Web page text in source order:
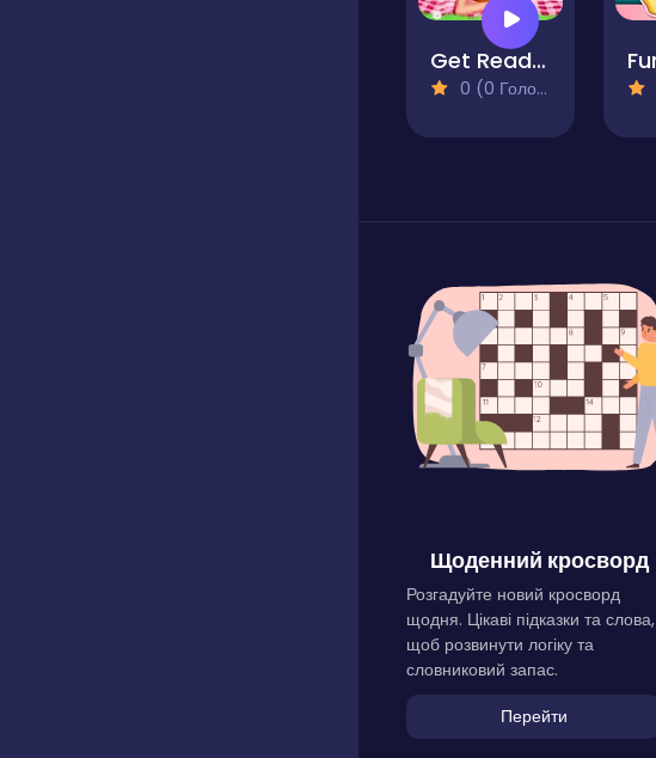
Get Ready With Me Summer Picnic
0 (0 Голосів)
Щоденний кросворд
Розгадуйте новий кросворд
щодня. Цікаві підказки та слова,
щоб розвинути логіку та
словниковий запас.
Перейти